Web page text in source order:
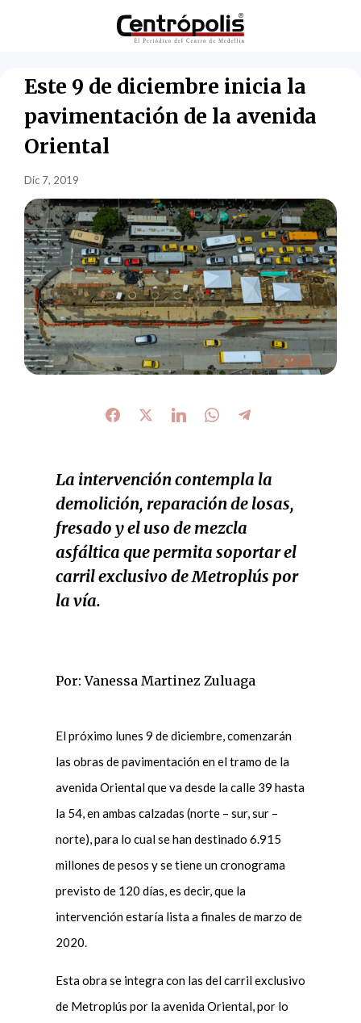
Este 9 de diciembre inicia la
pavimentación de la avenida
Oriental
Dic 7, 2019
La intervención contempla la
demolición, reparación de losas,
fresado y el uso de mezcla
asfáltica que permita soportar el
carril exclusivo de Metroplús por
la vía.
Por: Vanessa Martinez Zuluaga
El próximo lunes 9 de diciembre, comenzarán
las obras de pavimentación en el tramo de la
avenida Oriental que va desde la calle 39 hasta
la 54, en ambas calzadas (norte – sur, sur –
norte), para lo cual se han destinado 6.915
millones de pesos y se tiene un cronograma
previsto de 120 días, es decir, que la
intervención estaría lista a finales de marzo de
2020.
Esta obra se integra con las del carril exclusivo
de Metroplús por la avenida Oriental, por lo